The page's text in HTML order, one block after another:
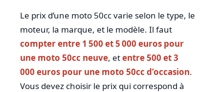
Le prix d’une moto 50cc varie selon le type, le
moteur, la marque, et le modèle. Il faut
compter entre 1 500 et 5 000 euros pour
une moto 50cc neuve, etentre 500 et 3
000 euros pour une moto 50cc d’occasion.
Vous devez choisir le prix qui correspond à